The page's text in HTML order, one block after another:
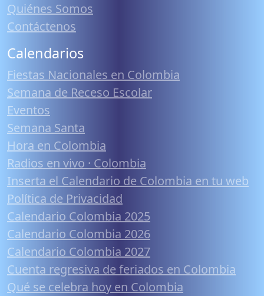
Quiénes Somos
Contáctenos
Calendarios
Fiestas Nacionales en Colombia
Semana de Receso Escolar
Eventos
Semana Santa
Hora en Colombia
Radios en vivo · Colombia
Inserta el Calendario de Colombia en tu web
Política de Privacidad
Calendario Colombia 2025
Calendario Colombia 2026
Calendario Colombia 2027
Cuenta regresiva de feriados en Colombia
Qué se celebra hoy en Colombia